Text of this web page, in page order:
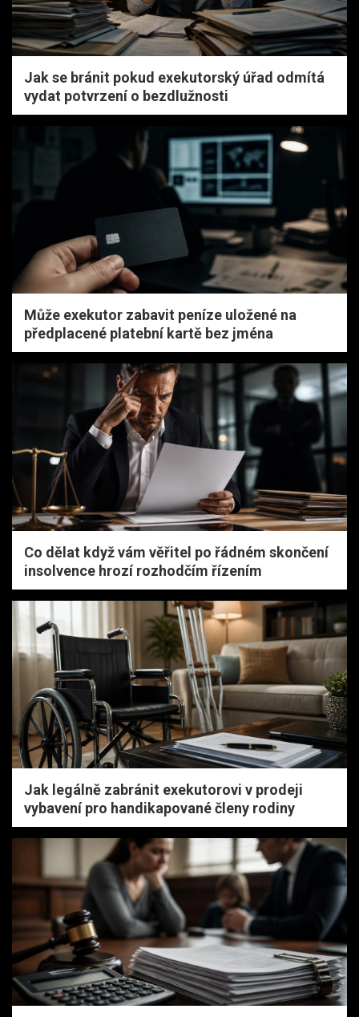
Jak se bránit pokud exekutorský úřad odmítá
vydat potvrzení o bezdlužnosti
Může exekutor zabavit peníze uložené na
předplacené platební kartě bez jména
Co dělat když vám věřitel po řádném skončení
insolvence hrozí rozhodčím řízením
Jak legálně zabránit exekutorovi v prodeji
vybavení pro handikapované členy rodiny